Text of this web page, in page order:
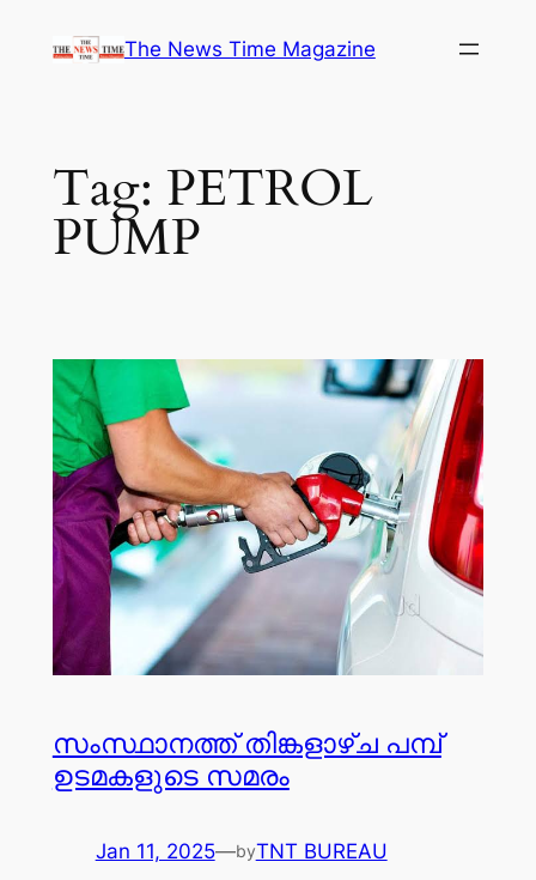
The News Time Magazine
Tag: PETROL
PUMP
സംസ്ഥാനത്ത് തിങ്കളാഴ്ച പമ്പ്
ഉടമകളുടെ സമരം
Jan 11, 2025—byTNT BUREAU